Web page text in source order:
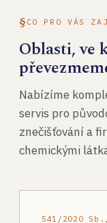
CO PRO VÁS
Oblasti, ve
Nabízíme
servis pro
znečišťování a
chemickými
541/2020